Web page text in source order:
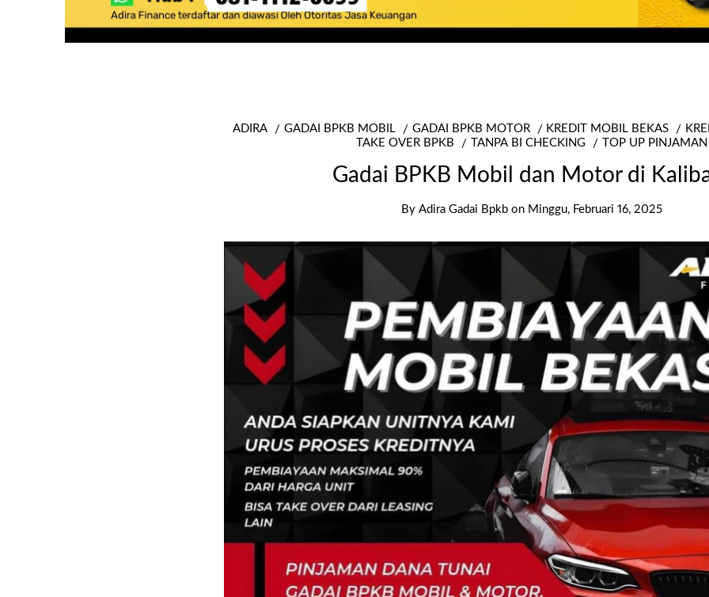
ADIRA GADAI BPKB MOBIL GADAI BPKB MOTOR KREDIT MOBIL BEKAS
TAKE OVER BPKB
TANPA BI CHECKING TOP UP PINJAMAN
Gadai BPKB Mobil dan Motor di
By Adira Gadai Bpkb on Minggu, Februari 16, 2025